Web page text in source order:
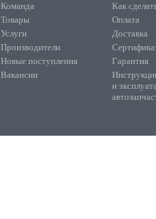
Команда
Товары
Услуги
Производители
Новые поступления
Вакансии
Как
Оплата
Доставка
Гарантия
и